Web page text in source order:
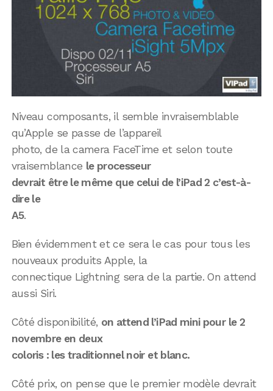
Niveau composants, il semble invraisemblable
qu’Apple se passe de l’appareil
photo, de la camera FaceTime et selon toute
vraisemblance le processeur
devrait être le même que celui de l’iPad 2 c’est-à-
dire le
A5.
Bien évidemment et ce sera le cas pour tous les
nouveaux produits Apple, la
connectique Lightning sera de la partie. On attend
aussi Siri.
Côté disponibilité, on attend l’iPad mini pour le 2
novembre en deux
coloris : les traditionnel noir et blanc.
Côté prix, on pense que le premier modèle devrait